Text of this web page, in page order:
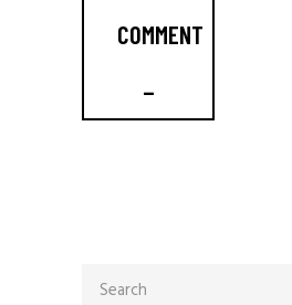
COMMENT
_
for: